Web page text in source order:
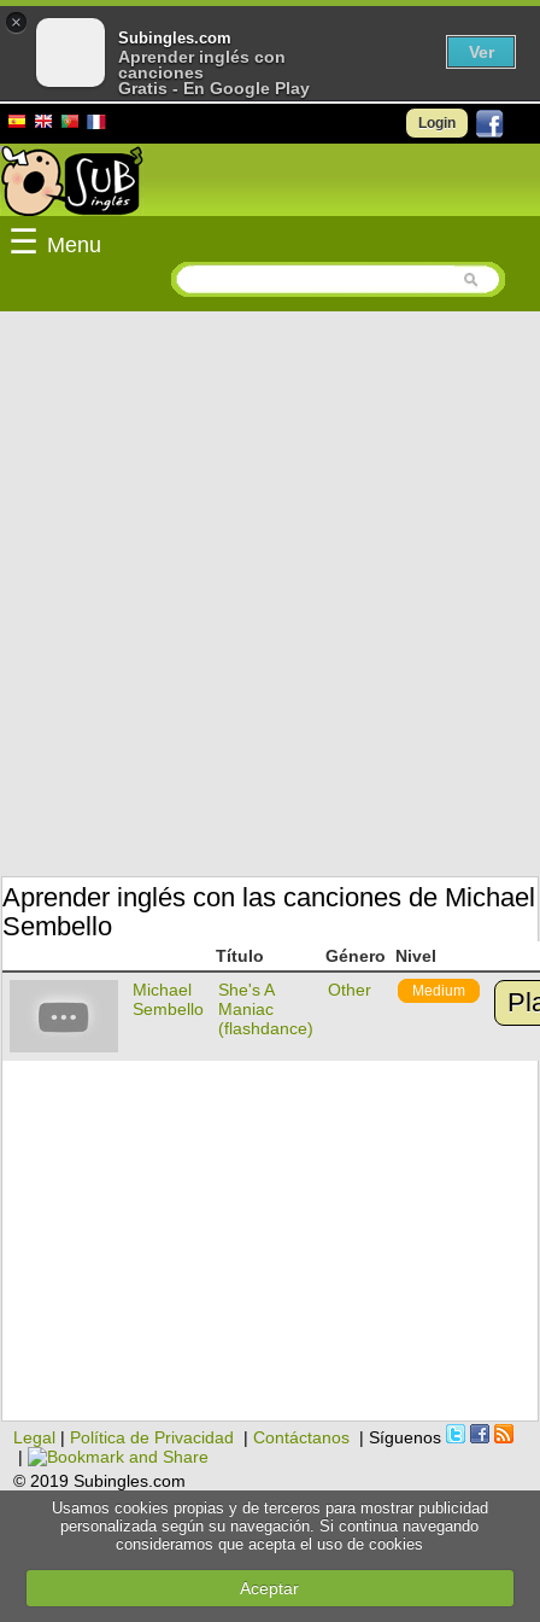
Login
☰ Menu
Aprender inglés con las canciones de Michael
Sembello
Título Género
Nivel
Michael
Sembello
She's A
Maniac
(flashdance)
Other Medium
Legal | Política de Privacidad |Contáctanos | Síguenos
|
© 2019 Subingles.com
Usamos cookies propias y de terceros para mostrar publicidad
personalizada según su navegación. Si continua navegando
consideramos que acepta el uso de cookies
Aceptar
×
Subingles.com
Aprender inglés con
canciones
Gratis - En Google Play
Ver